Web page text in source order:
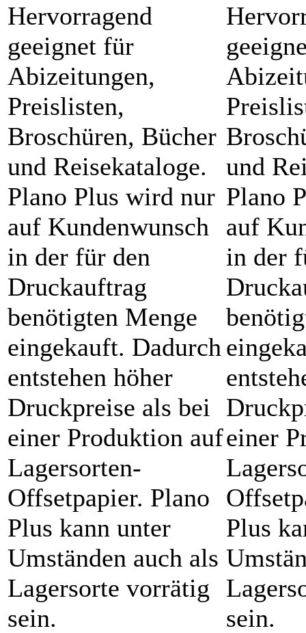
Hervorragend
geeignet für
Abizeitungen,
Preislisten,
Broschüren, Bücher
und Reisekataloge.
Plano Plus wird nur
auf Kundenwunsch
in der für den
Druckauftrag
benötigten Menge
eingekauft. Dadurch
entstehen höher
Druckpreise als bei
einer Produktion auf
Lagersorten-
Offsetpapier. Plano
Plus kann unter
Umständen auch als
Lagersorte vorrätig
sein.
und
Plano
auf
in der
einer
Plus
sein.